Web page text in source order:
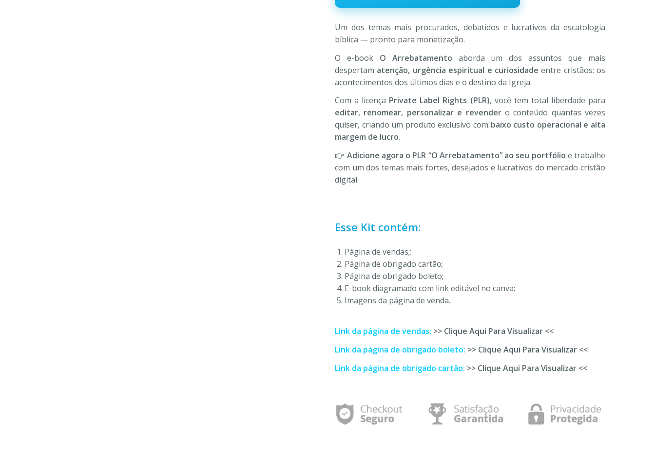
R$197,00.R$19,90.
Um dos temas mais procurados, debatidos e lucrativos da escatologia
bíblica — pronto para monetização.
O e-book O Arrebatamento aborda um dos assuntos que mais
despertam atenção, urgência espiritual e curiosidade entre cristãos: os
acontecimentos dos últimos dias e o destino da Igreja.
Com a licença Private Label Rights (PLR), você tem total liberdade para
editar, renomear, personalizar e revendero conteúdo quantas vezes
quiser, criando um produto exclusivo com baixo custo operacional e alta
margem de lucro.
👉 Adicione agora o PLR “O Arrebatamento” ao seu portfólio e trabalhe
com um dos temas mais fortes, desejados e lucrativos do mercado cristão
digital.
Esse Kit contém:
Página de vendas;;
Página de obrigado cartão;
Página de obrigado boleto;
E-book diagramado com link editável no canva;
Imagens da página de venda.
Link da página de vendas: >> Clique Aqui Para Visualizar <<
Link da página de obrigado boleto: >> Clique Aqui Para Visualizar <<
Link da página de obrigado cartão: >> Clique Aqui Para Visualizar <<